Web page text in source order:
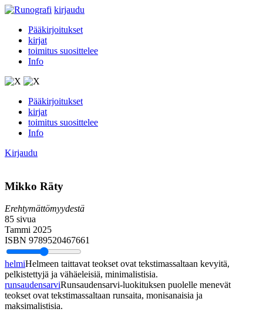
kirjaudu
Pääkirjoitukset
kirjat
toimitus suosittelee
Info
Pääkirjoitukset
kirjat
toimitus suosittelee
Info
Kirjaudu
Mikko Räty
Erehtymättömyydestä
85 sivua
Tammi 2025
ISBN 9789520467661
helmiHelmeen taittavat teokset ovat tekstimassaltaan kevyitä,
pelkistettyjä ja vähäeleisiä, minimalistisia.
runsaudensarviRunsaudensarvi-luokituksen puolelle menevät
teokset ovat tekstimassaltaan runsaita, monisanaisia ja
maksimalistisia.